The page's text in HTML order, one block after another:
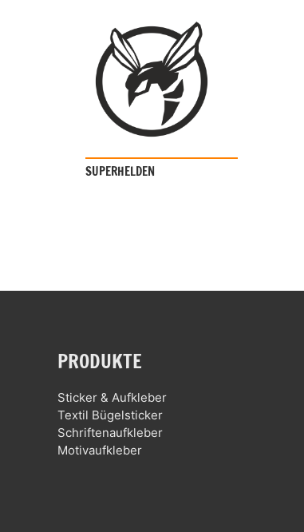
SUPERHELDEN
PRODUKTE
Sticker & Aufkleber
Textil Bügelsticker
Schriftenaufkleber
Motivaufkleber